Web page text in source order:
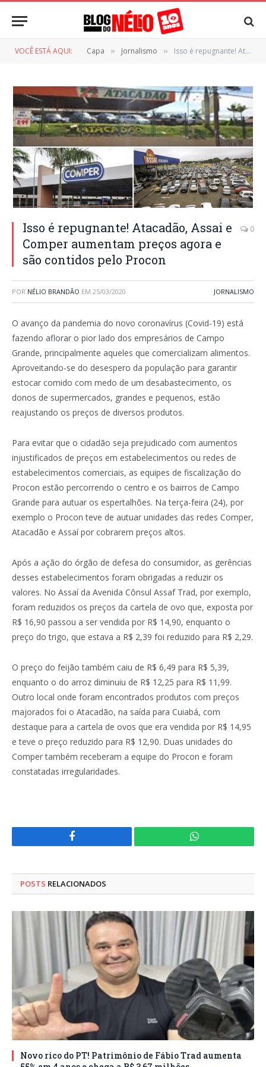
VOCÊ ESTÁ AQUI: Capa » Jornalismo » Isso é repugnante! Atacadão, Assai e Comper aumentam preços agora e são contidos pelo Procon
Isso é repugnante! Atacadão, Assai e
Comper aumentam preços agora e
são contidos pelo Procon
0
POR NÉLIO BRANDÃO EM 25/03/2020 JORNALISMO
O avanço da pandemia do novo coronavírus (Covid-19) está
fazendo aflorar o pior lado dos empresários de Campo
Grande, principalmente aqueles que comercializam alimentos.
Aproveitando-se do desespero da população para garantir
estocar comido com medo de um desabastecimento, os
donos de supermercados, grandes e pequenos, estão
reajustando os preços de diversos produtos.
Para evitar que o cidadão seja prejudicado com aumentos
injustificados de preços em estabelecimentos ou redes de
estabelecimentos comerciais, as equipes de fiscalização do
Procon estão percorrendo o centro e os bairros de Campo
Grande para autuar os espertalhões. Na terça-feira (24), por
exemplo o Procon teve de autuar unidades das redes Comper,
Atacadão e Assaí por cobrarem preços altos.
Após a ação do órgão de defesa do consumidor, as gerências
desses estabelecimentos foram obrigadas a reduzir os
valores. No Assaí da Avenida Cônsul Assaf Trad, por exemplo,
foram reduzidos os preços da cartela de ovo que, exposta por
R$ 16,90 passou a ser vendida por R$ 14,90, enquanto o
preço do trigo, que estava a R$ 2,39 foi reduzido para R$ 2,29.
O preço do feijão também caiu de R$ 6,49 para R$ 5,39,
enquanto o do arroz diminuiu de R$ 12,25 para R$ 11,99.
Outro local onde foram encontrados produtos com preços
majorados foi o Atacadão, na saída para Cuiabá, com
destaque para a cartela de ovos que era vendida por R$ 14,95
e teve o preço reduzido para R$ 12,90. Duas unidades do
Comper também receberam a equipe do Procon e foram
constatadas irregularidades.
Facebook WhatsApp
POSTS RELACIONADOS
Novo rico do PT! Patrimônio de Fábio Trad aumenta